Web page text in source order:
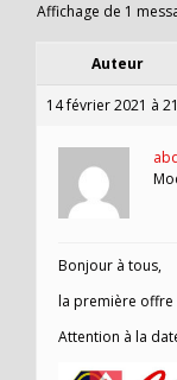
Affichage de 1
Auteur
14 février 2021 à
Bonjour à tous,
la première offre
Attention à la